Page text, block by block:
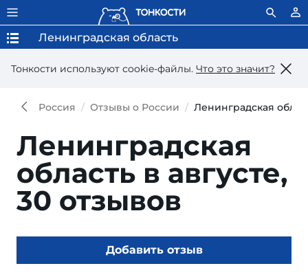
Тонкости используют сookie-файлы. Что это значит?
Ленинградская область
Россия Отзывы о России Ленинградская
Ленинградская
область в августе,
30 отзывов
Добавить отзыв